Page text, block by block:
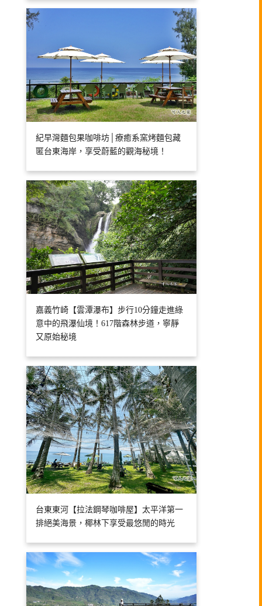
紀早灣麵包果咖啡坊│療癒系窯烤麵包藏
匿台東海岸，享受蔚藍的觀海秘境！
嘉義竹崎【雲潭瀑布】步行10分鐘走進綠
意中的飛瀑仙境！617階森林步道，寧靜
又原始秘境
台東東河【拉法鋼琴咖啡屋】太平洋第一
排絕美海景，椰林下享受最悠閒的時光